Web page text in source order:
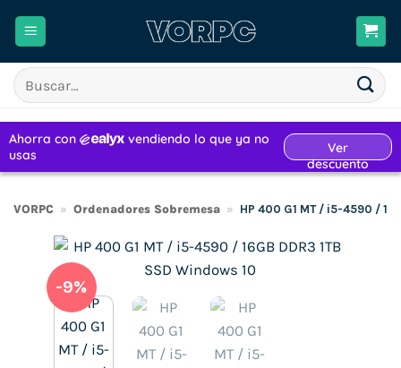
Buscar
por:
VORPC » Ordenadores Sobremesa » HP 400 G1 MT / i5-4590 /
-9%